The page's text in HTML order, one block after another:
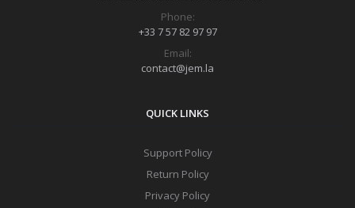
Phone:
+33 7 57 82 97 97
Email:
contact@jem.la
QUICK LINKS
Support Policy
Return Policy
Privacy Policy